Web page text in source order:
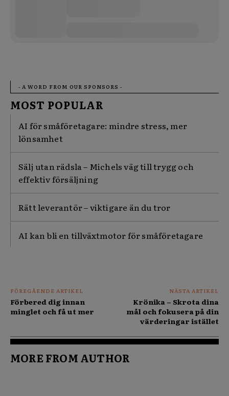
- A WORD FROM OUR SPONSORS -
MOST POPULAR
AI för småföretagare: mindre stress, mer
lönsamhet
Sälj utan rädsla – Michels väg till trygg och
effektiv försäljning
Rätt leverantör – viktigare än du tror
AI kan bli en tillväxtmotor för småföretagare
FÖREGÅENDE ARTIKEL
Förbered dig innan
minglet och få ut mer
NÄSTA ARTIKEL
Krönika – Skrota dina
mål och fokusera på din
värderingar istället
MORE FROM AUTHOR